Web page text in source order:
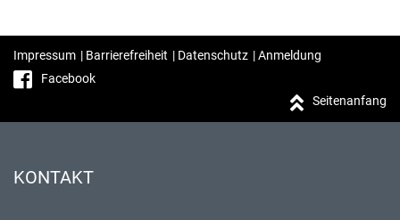
Impressum | Barrierefreiheit | Datenschutz |Anmeldung
Facebook
Seitenanfang
KONTAKT